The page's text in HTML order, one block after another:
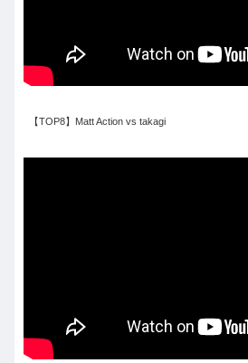
【TOP8】Matt Action vs takagi